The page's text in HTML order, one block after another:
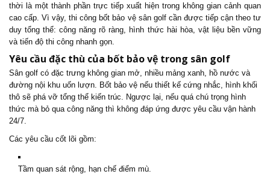
thời là một thành phần trực tiếp xuất hiện trong không gian cảnh quan
cao cấp. Vì vậy, thi công bốt bảo vệ sân golf cần được tiếp cận theo tư
duy tổng thể: công năng rõ ràng, hình thức hài hòa, vật liệu bền vững
và tiến độ thi công nhanh gọn.
Yêu cầu đặc thù của bốt bảo vệ trong sân golf
Sân golf có đặc trưng không gian mở, nhiều mảng xanh, hồ nước và
đường nội khu uốn lượn. Bốt bảo vệ nếu thiết kế cứng nhắc, hình khối
thô sẽ phá vỡ tổng thể kiến trúc. Ngược lại, nếu quá chú trọng hình
thức mà bỏ qua công năng thì không đáp ứng được yêu cầu vận hành
24/7.
Các yêu cầu cốt lõi gồm:
Tầm quan sát rộng, hạn chế điểm mù.